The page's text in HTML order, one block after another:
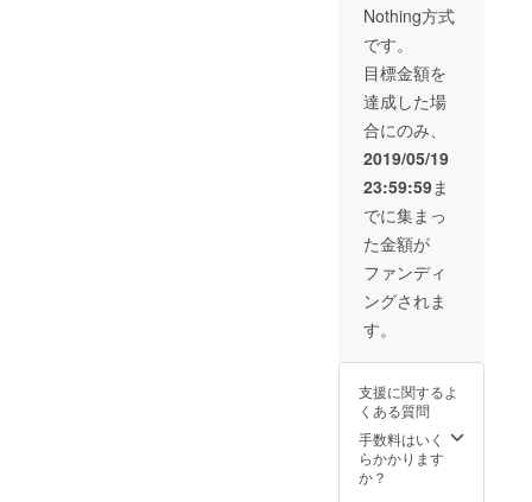
Nothing方式
です。
目標金額を
達成した場
合にのみ、
2019/05/19
23:59:59ま
でに集まっ
た金額が
ファンディ
ングされま
す。
支援に関するよ
くある質問
手数料はいく
らかかります
か？